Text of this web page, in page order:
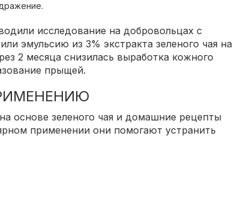
исследование на добровольцах с
эмульсию из 3% экстракта зеленого чая на
2 месяца снизилась выработка кожного
прыщей.
основе зеленого чая и домашние рецепты
применении они помогают устранить